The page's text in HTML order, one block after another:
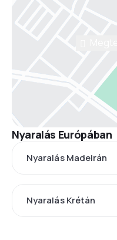
Nyaralás Európában
Nyaralás Madeirán
Nyaralás Krétán